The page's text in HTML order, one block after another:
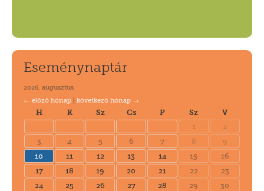
Eseménynaptár
2026. augusztus
← előző hónap
következő hónap →
H
K Sz Cs P Sz V
1
2
3
4 5 6 7 8
9
10
11 12 13 14 15
16
17
18 19 20 21 22
23
24
25 26 27 28 29
30